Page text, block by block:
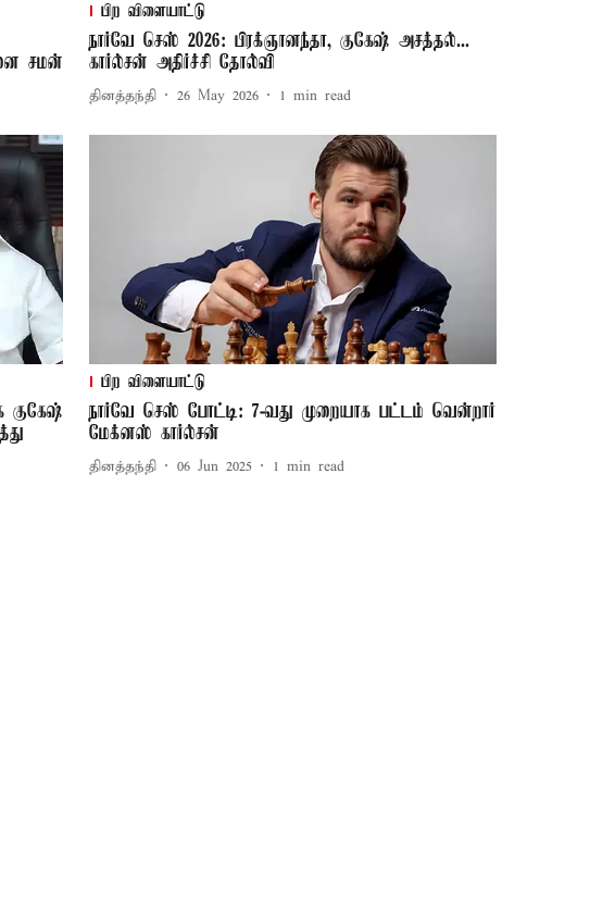
சமன்
பிற விளையாட்டு
நார்வே செஸ் 2026: பிரக்ஞானந்தா, குகேஷ் அசத்தல்...
கார்ல்சன் அதிர்ச்சி தோல்வி
தினத்தந்தி 26 May 2026 1 min read
குகேஷ்
பிற விளையாட்டு
நார்வே செஸ் போட்டி: 7-வது முறையாக பட்டம் வென்றார்
மேக்னஸ் கார்ல்சன்
தினத்தந்தி 06 Jun 2025 1 min read